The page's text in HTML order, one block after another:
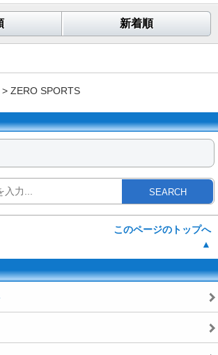
新着順
> ZERO SPORTS
SEARCH
このページのトップへ
▲